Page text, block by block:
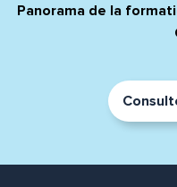
Panorama de la